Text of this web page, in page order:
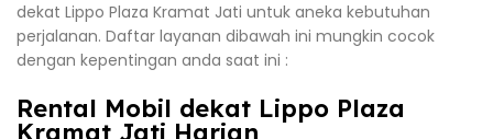
dekat Lippo Plaza Kramat Jati untuk aneka kebutuhan
perjalanan. Daftar layanan dibawah ini mungkin cocok
dengan kepentingan anda saat ini :
Rental Mobil dekat Lippo Plaza
Kramat Jati Harian